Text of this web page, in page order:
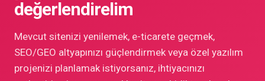
değerlendirelim
Mevcut sitenizi yenilemek, e-ticarete geçmek,
SEO/GEO altyapınızı güçlendirmek veya özel yazılım
projenizi planlamak istiyorsanız, ihtiyacınızı